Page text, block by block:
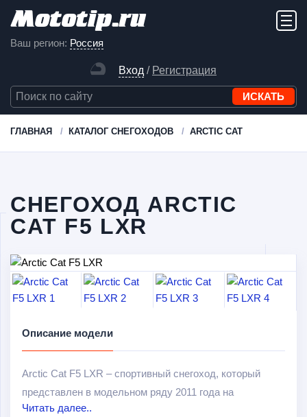
Ваш регион: Россия
Вход / Регистрация
ГЛАВНАЯ КАТАЛОГ СНЕГОХОДОВ ARCTIC CAT
СНЕГОХОД ARCTIC
CAT F5 LXR
Описание модели
Arctic Cat F5 LXR – спортивный снегоход, который
представлен в модельном ряду 2011 года на
официальном сайте фирмы. Оснащен 2-тактным
Читать далее..